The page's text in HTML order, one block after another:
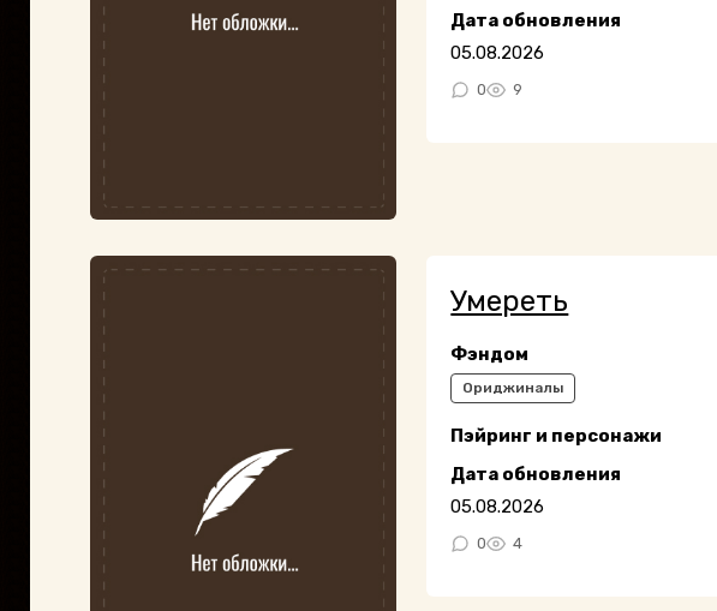
Дата обновления
05.08.2026
0 9
Умереть
Фэндом
Ориджиналы
Пэйринг и персонажи
Дата обновления
05.08.2026
0 4